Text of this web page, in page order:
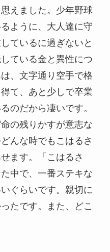
えました。少年野球
ように、大人達に守
ているに過ぎないと
ている金と異性につ
、文字通り空手で格
て、あと少しで卒業
のだから凄いです。
の残りかすが意志な
んな時でもこはるさ
ます。「こはるさ
中で、一番ステキな
ぐらいです。親切に
たです。また、どこ